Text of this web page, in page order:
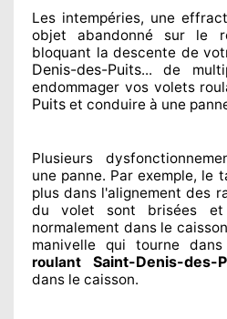
Les intempéries, une
objet abandonné sur le
bloquant la descente de
Denis-des-Puits... de
endommager vos volets
Puits et conduire à une
Plusieurs
une panne. Par exemple, le
plus dans l'alignement des
du volet sont brisées et
normalement dans le
manivelle qui tourne
roulantSaint-Denis-des-
dans le caisson.